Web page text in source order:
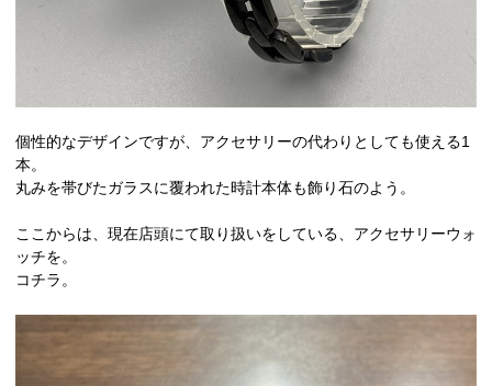
個性的なデザインですが、アクセサリーの代わりとしても使える1
本。
丸みを帯びたガラスに覆われた時計本体も飾り石のよう。
ここからは、現在店頭にて取り扱いをしている、アクセサリーウォ
ッチを。
コチラ。